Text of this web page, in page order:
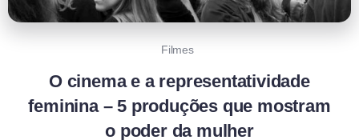
Filmes
O cinema e a representatividade
feminina – 5 produções que mostram
o poder da mulher